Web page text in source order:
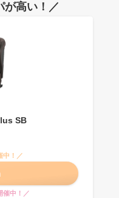
が高い！／
SB
中！／
催中！／